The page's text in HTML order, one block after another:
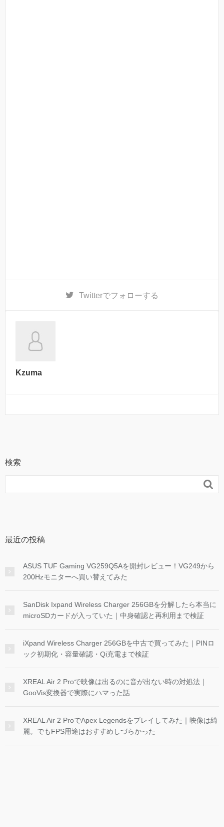
Twitterでフォローする
Kzuma
検索

最近の投稿
ASUS TUF Gaming VG259Q5Aを開封レビュー！VG249から
200Hzモニターへ買い替えてみた
SanDisk Ixpand Wireless Charger 256GBを分解したら本当に
microSDカードが入っていた｜中身確認と再利用まで検証
iXpand Wireless Charger 256GBを中古で買ってみた｜PINロ
ック初期化・容量確認・Qi充電まで検証
XREAL Air 2 Proで映像は出るのに音が出ない時の対処法｜
GooVis変換器で実際にハマった話
XREAL Air 2 ProでApex Legendsをプレイしてみた｜映像は綺
麗。でもFPS用途はおすすめしづらかった